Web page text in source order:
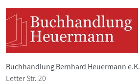
Buchhandlung Bernhard Heuermann e.K.
Letter Str. 20